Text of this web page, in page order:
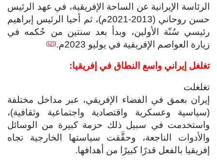
الرئاسة الإيرانية عن الساحة الإفريقية، في عهد الرئيس
حسن روحاني (2013-2021م)، ثم أحيا الرئيس إبراهيم
رئيسي سُنّة الأولين، وبدأ بعد سنتين من حُكمه في
زيارة العواصم الإفريقية في يوليو 2023م.
(
[2]
)
تغلغل إيراني واسع النطاق في إفريقيا:
تغلغلت
إيران بعمق في الفضاء الإفريقي، عبر مداخل مختلفة
(سياسية وعسكرية واقتصادية واجتماعية وثقافية)،
واستخدمت في سبيل ذلك حزمة كبيرة من الوسائل
والأدوات الناجعة، وحقَّقت سياستها الخارجية تجاه
إفريقيا بالفعل قدرًا كبيرًا من أهدافها.